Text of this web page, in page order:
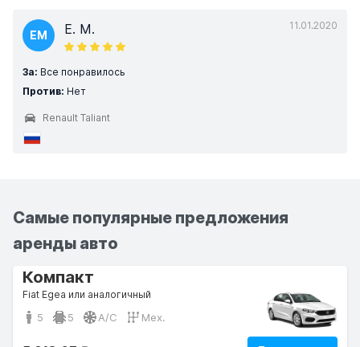
11.01.2020
EM E. M.
За: Все понравилось
Против: Нет
Renault Taliant
Самые популярные предложения
аренды авто
Компакт
Fiat Egea или аналогичный
5 5 A/C Мех.